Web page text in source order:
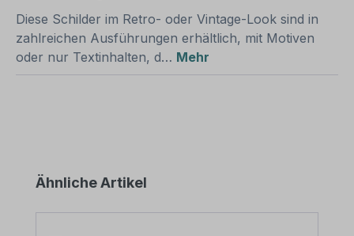
Diese Schilder im Retro- oder Vintage-Look sind in
zahlreichen Ausführungen erhältlich, mit Motiven
oder nur Textinhalten, d… Mehr
Produktgalerie überspringen
Ähnliche Artikel